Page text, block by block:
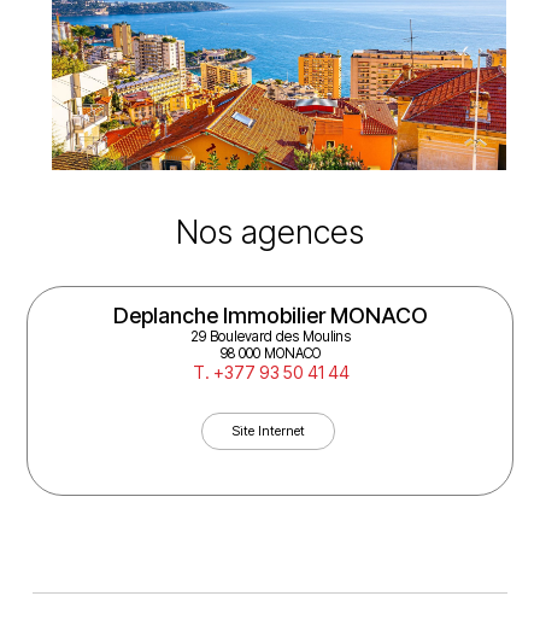
Nos agences
Deplanche Immobilier MONACO
29 Boulevard des Moulins
98 000 MONACO
T. +377 93 50 41 44
Site Internet